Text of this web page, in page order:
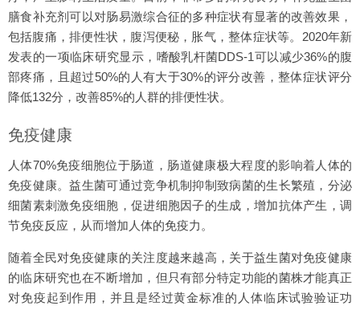
膳食补充剂可以对肠易激综合征的多种症状有显著的改善效果，
包括腹痛，排便性状，腹泻便秘，胀气，整体症状等。2020年新
发表的一项临床研究显示，嗜酸乳杆菌DDS-1可以减少36%的腹
部疼痛，且超过50%的人有大于30%的评分改善，整体症状评分
降低132分，改善85%的人群的排便性状。
免疫健康
人体70%免疫细胞位于肠道，肠道健康极大程度的影响着人体的
免疫健康。益生菌可通过竞争机制抑制致病菌的生长繁殖，分泌
细菌素刺激免疫细胞，促进细胞因子的生成，增加抗体产生，调
节免疫反应，从而增加人体的免疫力。
随着全民对免疫健康的关注度越来越高，关于益生菌对免疫健康
的临床研究也在不断增加，但只有部分特定功能的菌株才能真正
对免疫起到作用，并且是经过黄金标准的人体临床试验验证功